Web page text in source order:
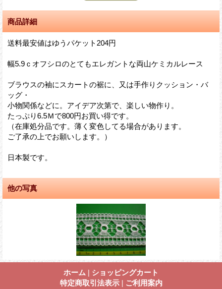
商品詳細
送料最安値はゆうパケット204円
幅5.9ｃオフシロのとてもエレガントな両山ケミカルレース
ブラウスの袖にスカートの裾に、又は手作りクッション・バ
ッグ・
小物関係などに。アイデア次第で、楽しい物作り。
たっぷり6.5Ｍで800円お買い得です。
（在庫処分品です。薄く変色してる場合があります。
ご了承の上でお願いします。）
日本製です。
他の写真
ホーム | ショッピングカート
特定商取引法表示 | ご利用案内